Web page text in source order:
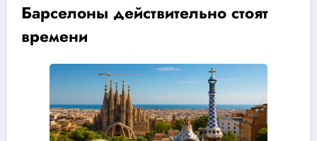
Барселоны действительно стоят
времени